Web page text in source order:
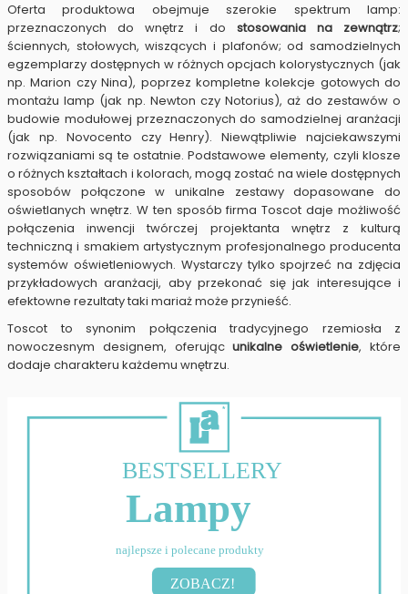
Oferta produktowa obejmuje szerokie spektrum lamp:
przeznaczonych do wnętrz i do stosowania na zewnątrz;
ściennych, stołowych, wiszących i plafonów; od samodzielnych
egzemplarzy dostępnych w różnych opcjach kolorystycznych (jak
np. Marion czy Nina), poprzez kompletne kolekcje gotowych do
montażu lamp (jak np. Newton czy Notorius), aż do zestawów o
budowie modułowej przeznaczonych do samodzielnej aranżacji
(jak np. Novocento czy Henry). Niewątpliwie najciekawszymi
rozwiązaniami są te ostatnie. Podstawowe elementy, czyli klosze
o różnych kształtach i kolorach, mogą zostać na wiele dostępnych
sposobów połączone w unikalne zestawy dopasowane do
oświetlanych wnętrz. W ten sposób firma Toscot daje możliwość
połączenia inwencji twórczej projektanta wnętrz z kulturą
techniczną i smakiem artystycznym profesjonalnego producenta
systemów oświetleniowych. Wystarczy tylko spojrzeć na zdjęcia
przykładowych aranżacji, aby przekonać się jak interesujące i
efektowne rezultaty taki mariaż może przynieść.
Toscot to synonim połączenia tradycyjnego rzemiosła z
nowoczesnym designem, oferującunikalne oświetlenie, które
dodaje charakteru każdemu wnętrzu.
BESTSELLERY
Lampy
najlepsze i polecane produkty
ZOBACZ!